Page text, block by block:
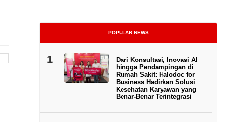
POPULAR NEWS
1
Dari Konsultasi, Inovasi AI
hingga Pendampingan di
Rumah Sakit: Halodoc for
Business Hadirkan Solusi
Kesehatan Karyawan yang
Benar-Benar Terintegrasi